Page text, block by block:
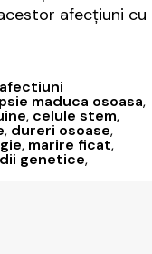
afecțiuni cu
afectiuni
maduca osoasa,
, celule stem,
, dureri osoase,
, marire ficat,
genetice,